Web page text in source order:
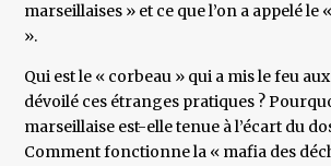
marseillaises » et ce que l’on a appelé le
».
Qui est le « corbeau » qui a mis le feu
dévoilé ces étranges pratiques ?
marseillaise est-elle tenue à l’écart du
Comment fonctionne la « mafia des